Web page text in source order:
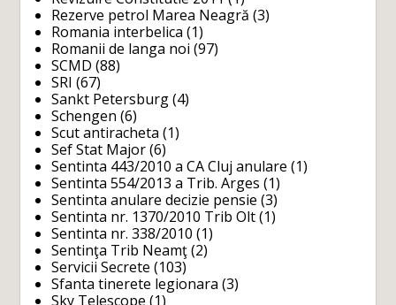
Rezerve petrol Marea Neagră (3)
Romania interbelica (1)
Romanii de langa noi (97)
SCMD (88)
SRI (67)
Sankt Petersburg (4)
Schengen (6)
Scut antiracheta (1)
Sef Stat Major (6)
Sentinta 443/2010 a CA Cluj anulare (1)
Sentinta 554/2013 a Trib. Arges (1)
Sentinta anulare decizie pensie (3)
Sentinta nr. 1370/2010 Trib Olt (1)
Sentinta nr. 338/2010 (1)
Sentinţa Trib Neamţ (2)
Servicii Secrete (103)
Sfanta tinerete legionara (3)
Sky Telescope (1)